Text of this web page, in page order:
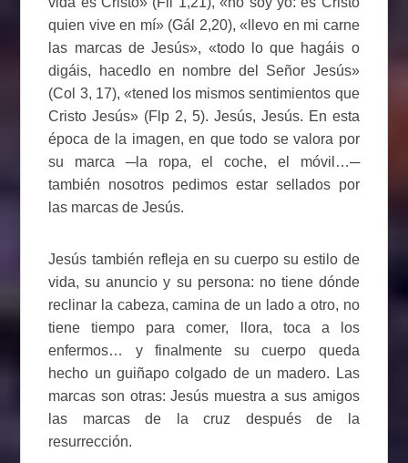
quien vive en mí» (Gál 2,20), «llevo en mi carne
las marcas de Jesús», «todo lo que hagáis o
digáis, hacedlo en nombre del Señor Jesús»
(Col 3, 17), «tened los mismos sentimientos que
Cristo Jesús» (Flp 2, 5). Jesús, Jesús. En esta
época de la imagen, en que todo se valora por
su marca ─la ropa, el coche, el móvil…─
también nosotros pedimos estar sellados por
las marcas de Jesús.
Jesús también refleja en su cuerpo su estilo de
vida, su anuncio y su persona: no tiene dónde
reclinar la cabeza, camina de un lado a otro, no
tiene tiempo para comer, llora, toca a los
enfermos… y finalmente su cuerpo queda
hecho un guiñapo colgado de un madero. Las
marcas son otras: Jesús muestra a sus amigos
las marcas de la cruz después de la
resurrección.